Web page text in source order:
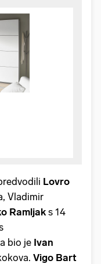
Lovro
Vladimir
Ramljak s 14
bio je Ivan
Vigo Bart